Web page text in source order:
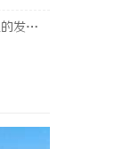
全解析